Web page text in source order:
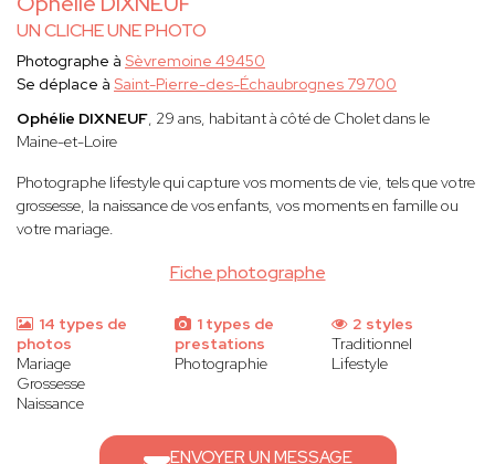
UN CLICHE UNE PHOTO
Fiche photographe
Photographe à Sèvremoine 49450
Se déplace à Saint-Pierre-des-Échaubrognes 79700
Ophélie DIXNEUF, 29 ans, habitant à côté de Cholet dans le
Maine-et-Loire
Photographe lifestyle qui capture vos moments de vie, tels que votre
grossesse, la naissance de vos enfants, vos moments en famille ou
votre mariage.
14 types de
photos
Mariage
Grossesse
Naissance
1 types de
prestations
Photographie
2 styles
Traditionnel
Lifestyle
ENVOYER UN MESSAGE